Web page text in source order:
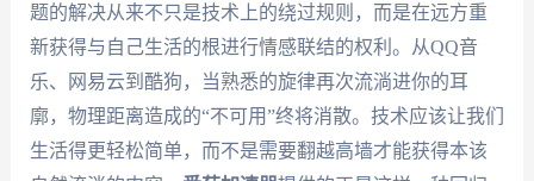
题的解决从来不只是技术上的绕过规则，而是在远方重
新获得与自己生活的根进行情感联结的权利。从QQ音
乐、网易云到酷狗，当熟悉的旋律再次流淌进你的耳
廓，物理距离造成的“不可用”终将消散。技术应该让我们
生活得更轻松简单，而不是需要翻越高墙才能获得本该